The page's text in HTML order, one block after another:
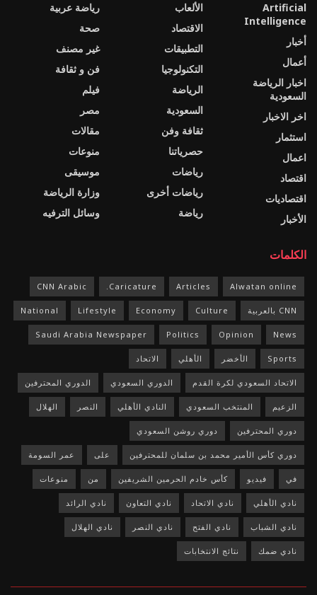
Artificial
Intelligence
أخبار
أعمال
اخبار الرياضة
السعودية
اخر الاخبار
استثمار
اعمال
اقتصاد
اقتصاديات
الأخبار
الألعاب
الاقتصاد
التطبيقات
التكنولوجيا
الرياضة
السعودية
ثقافة وفن
حصرياتنا
رياضات
رياضات أخرى
رياضة
رياضة عربية
صحة
غير مصنف
فن و ثقافة
فيلم
مصر
مقالات
منوعات
موسيقى
وزارة الرياضة
وسائل الترفيه
الكلمات
Alwatan online
Articles
Caricature.
CNN Arabic
CNN بالعربية Culture
Economy
Lifestyle
National
News
Opinion
Politics
Saudi Arabia Newspaper
Sports الأخضر الأهلي الاتحاد
الاتحاد السعودي لكرة القدم الدوري السعودي الدوري المحترفين
الزعيم المنتخب السعودي النادي الأهلي النصر الهلال
دوري المحترفين دوري روشن السعودي
دوري كأس الأمير محمد بن سلمان للمحترفين على عمر السومة
في فيديو كأس خادم الحرمين الشريفين من منوعات
نادي الأهلي نادي الاتحاد نادي التعاون نادي الرائد
نادي الشباب نادي الفتح نادي النصر نادي الهلال
نادي ضمك نتائج الانتخابات